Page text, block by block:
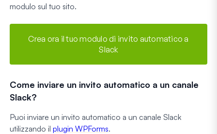
modulo sul tuo sito.
Crea ora il tuo modulo di invito automatico a
Slack
Come inviare un invito automatico a un canale
Slack?
Puoi inviare un invito automatico a un canale Slack
utilizzando il plugin WPForms.